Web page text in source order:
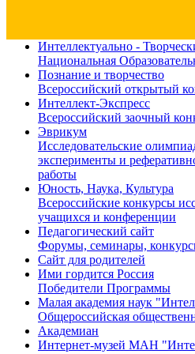
Интеллектуально -
Национальная
Познание и творчество
Всероссийский открытый
Интеллект-Экспресс
Всероссийский заочный
Эврикум
Исследовательские
эксперименты и
работы
Юность, Наука, Культура
Всероссийские конкурсы
учащихся и конференции
Педагогический сайт
Форумы, семинары,
Сайт для родителей
Ими гордится Россия
Победители Программы
Малая академия наук
Общероссийская
Академиан
Интернет-музей МАН